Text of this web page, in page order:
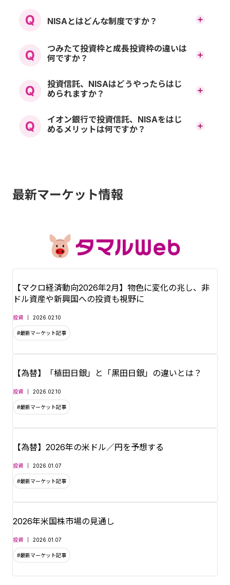
NISAとはどんな制度ですか？
NISAは、中長期の資産運用
日本にお住まいの18歳以上の方（NISA口座開設年
つみたて投資枠が年間120万円、成長投資枠が年間
240万円まで非課税で投資できます。
つみたて投資枠と成長投資枠の違いは
何ですか？
つみたて投資枠と成長投資
ります。
の投資信託等を除外 上記は、作成時点で知り得る
情報に基づき作成しており、制度の内容は今後変
更される場合があります。
投資信託、NISAはどうやったらはじ
められますか？
証券口座（金融商品仲介口
か、店頭でスタッフをご相
ともできます。また、NISA
口座も同時にお申込みが可
能です。
■証券口座（金融商品仲介
口座）の開設方法は
イオン銀行で投資信託、NISAをはじ
めるメリットは何ですか？
とする多彩で豊富な商品ラ
ぶことができます。コラム
サイトの
タマルWEBで情報
ットバンキングを通じてご
自宅から取引することもで
きますし、365日営業の店
舗で専門スタッフに相談す
ることもできるため、資産
運用が初めての方でも安心
す。
最新マーケット情報
【マクロ経済動向2026年2月】物色に変化の兆し、非
ドル資産や新興国への投資も視野に
投資 2026.02.10
#最新マーケット記事
【為替】「植田日銀」と「黒田日銀」の違いとは？
投資 2026.02.10
#最新マーケット記事
【為替】2026年の米ドル／円を予想する
投資 2026.01.07
#最新マーケット記事
2026年米国株市場の見通し
投資 2026.01.07
#最新マーケット記事